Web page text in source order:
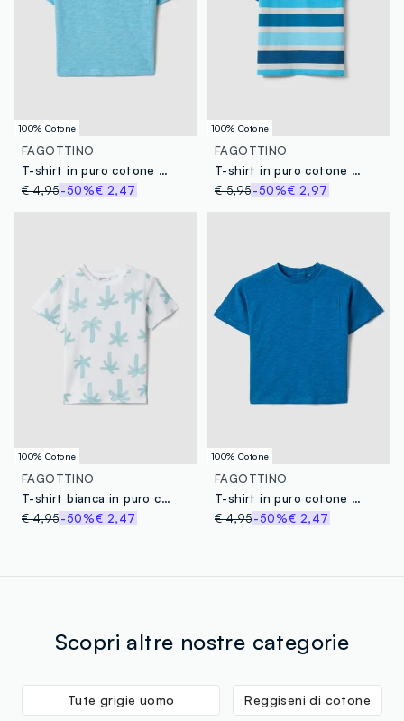
100% Cotone
FAGOTTINO
T-shirt in puro cotone azzurro da bimbo regular fit con tasca
€ 4,95-50%€ 2,47
100% Cotone
FAGOTTINO
T-shirt in puro cotone a righe multicolor da bimbo regular fit
€ 5,95-50%€ 2,97
100% Cotone
FAGOTTINO
T-shirt bianca in puro cotone organico da bimbo con stampa palme
€ 4,95-50%€ 2,47
100% Cotone
FAGOTTINO
T-shirt in puro cotone blu da bimbo regular fit con tasca
€ 4,95-50%€ 2,47
Scopri altre nostre categorie
Tute grigie uomo Reggiseni di cotone